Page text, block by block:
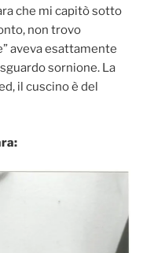
che mi capitò sotto
non trovo
aveva esattamente
sornione. La
il cuscino è del